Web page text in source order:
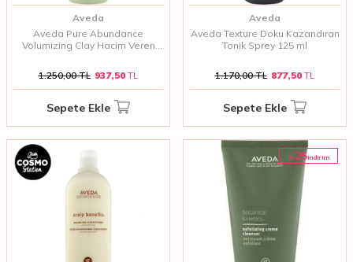
Aveda
Aveda Pure Abundance
Volumizing Clay Hacim Veren
1.250,00TL 937,50TL
Sepete Ekle
Aveda
Aveda Texture Doku Kazandıran
Tonik Sprey 125 ml
1.170,00TL 877,50TL
Sepete Ekle
%25i̇ndirim